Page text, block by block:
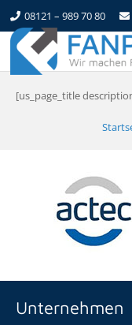
08121 – 989 70 80
[us_page_title
Unternehmen